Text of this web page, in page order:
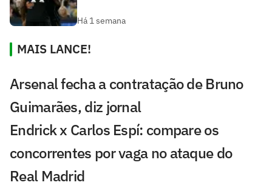
Há 1 semana
MAIS LANCE!
Arsenal fecha a contratação de Bruno
Guimarães, diz jornal
Endrick x Carlos Espí: compare os
concorrentes por vaga no ataque do
Real Madrid